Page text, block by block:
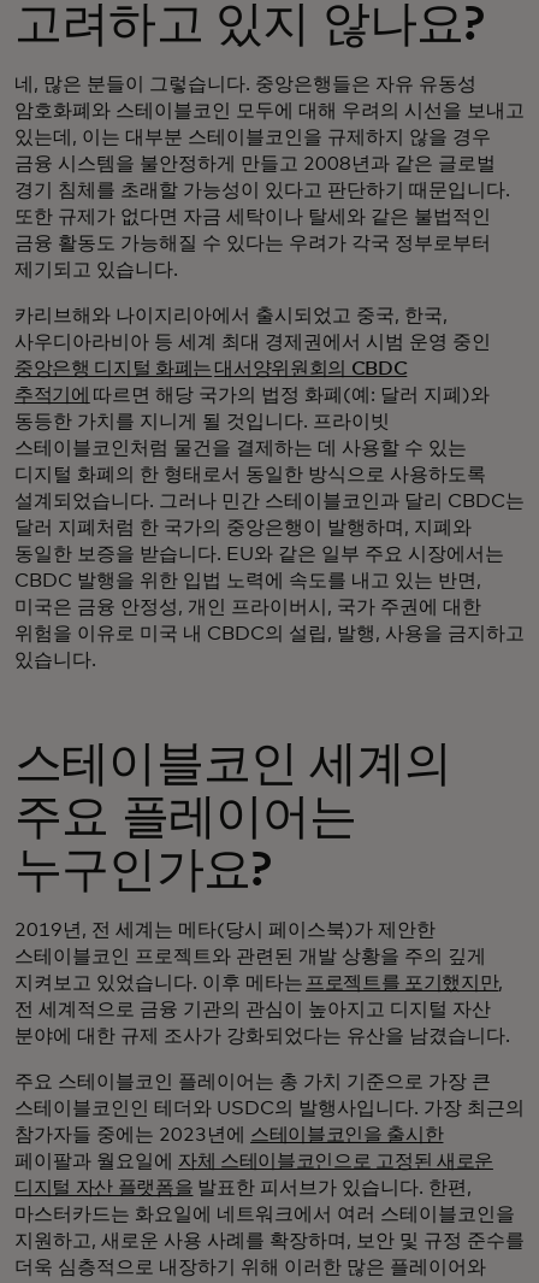
고려하고 있지 않나요?
네, 많은 분들이 그렇습니다. 중앙은행들은 자유 유동성
암호화폐와 스테이블코인 모두에 대해 우려의 시선을 보내고
있는데, 이는 대부분 스테이블코인을 규제하지 않을 경우
금융 시스템을 불안정하게 만들고 2008년과 같은 글로벌
경기 침체를 초래할 가능성이 있다고 판단하기 때문입니다.
또한 규제가 없다면 자금 세탁이나 탈세와 같은 불법적인
금융 활동도 가능해질 수 있다는 우려가 각국 정부로부터
제기되고 있습니다.
카리브해와 나이지리아에서 출시되었고 중국, 한국,
사우디아라비아 등 세계 최대 경제권에서 시범 운영 중인
중앙은행 디지털 화폐는 대서양위원회의 CBDC
추적기에 따르면 해당 국가의 법정 화폐(예: 달러 지폐)와
동등한 가치를 지니게 될 것입니다. 프라이빗
스테이블코인처럼 물건을 결제하는 데 사용할 수 있는
디지털 화폐의 한 형태로서 동일한 방식으로 사용하도록
설계되었습니다. 그러나 민간 스테이블코인과 달리 CBDC는
달러 지폐처럼 한 국가의 중앙은행이 발행하며, 지폐와
동일한 보증을 받습니다. EU와 같은 일부 주요 시장에서는
CBDC 발행을 위한 입법 노력에 속도를 내고 있는 반면,
미국은 금융 안정성, 개인 프라이버시, 국가 주권에 대한
위험을 이유로 미국 내 CBDC의 설립, 발행, 사용을 금지하고
있습니다.
스테이블코인 세계의
주요 플레이어는
누구인가요?
2019년, 전 세계는 메타(당시 페이스북)가 제안한
스테이블코인 프로젝트와 관련된 개발 상황을 주의 깊게
지켜보고 있었습니다. 이후 메타는 프로젝트를 포기했지만,
전 세계적으로 금융 기관의 관심이 높아지고 디지털 자산
분야에 대한 규제 조사가 강화되었다는 유산을 남겼습니다.
주요 스테이블코인 플레이어는 총 가치 기준으로 가장 큰
스테이블코인인 테더와 USDC의 발행사입니다. 가장 최근의
참가자들 중에는 2023년에 스테이블코인을 출시한
페이팔과 월요일에 자체 스테이블코인으로 고정된 새로운
디지털 자산 플랫폼을 발표한 피서브가 있습니다. 한편,
마스터카드는 화요일에 네트워크에서 여러 스테이블코인을
지원하고, 새로운 사용 사례를 확장하며, 보안 및 규정 준수를
더욱 심층적으로 내장하기 위해 이러한 많은 플레이어와